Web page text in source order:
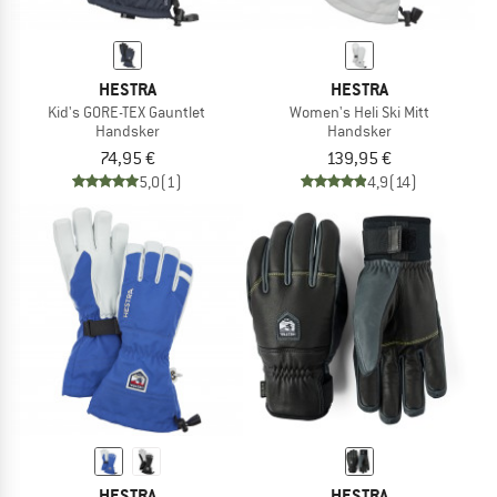
HESTRA
Kid's GORE-TEX Gauntlet
Handsker
74,95 €
5,0(1)
HESTRA
Women's Heli Ski Mitt
Handsker
139,95 €
4,9(14)